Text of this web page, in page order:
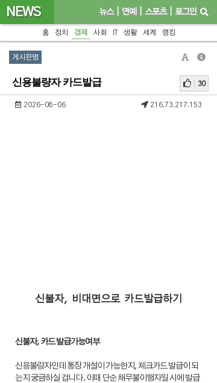
NEWS 뉴스 연예 스포츠 로그인
홈 정치 경제 사회 IT 생활 세계 랭킹
게시판명
신용불량자 카드발급 30
2026-08-06 216.73.217.153
신불자, 비대면으로 카드발급하기
신불자, 카드 발급가능여부
신용불량자인데 통장 개설이 가능한지, 체크카드 발급이 되
는지 궁금하실 겁니다. 이때 단순 채무불이행자일 시에 발급